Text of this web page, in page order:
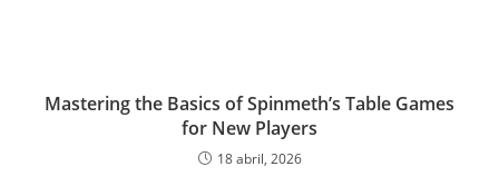
Mastering the Basics of Spinmeth’s Table Games
for New Players
18 abril, 2026